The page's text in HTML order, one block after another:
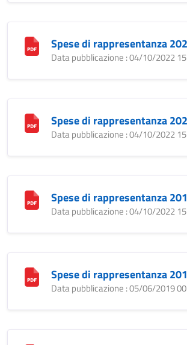
Spese di rappresentanza
Data pubblicazione : 04/10/2022
Spese di rappresentanza
Data pubblicazione : 04/10/2022
Spese di rappresentanza
Data pubblicazione : 04/10/2022
Spese di rappresentanza
Data pubblicazione : 05/06/2019